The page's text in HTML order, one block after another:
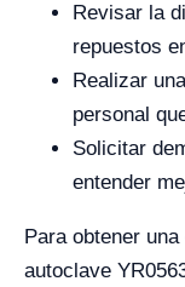
Revisar la
repuestos
Realizar
personal
Solicitar
entender
Para obtener
autoclave